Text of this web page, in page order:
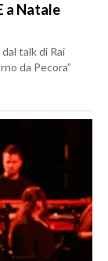
a Natale
talk di Rai
da Pecora”